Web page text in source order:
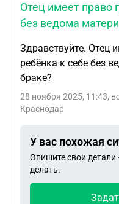
Отец имеет право
без ведома
Здравствуйте. Отец
ребёнка к себе без
браке?
28 ноября 2025, 11:43,
Краснодар
У вас похожая
Опишите свои
делать.